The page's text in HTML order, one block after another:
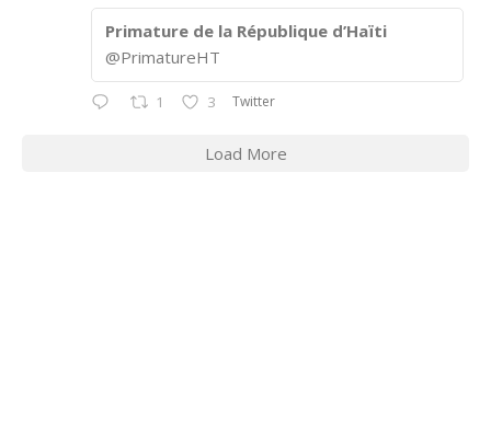
Primature de la République d’Haïti
@PrimatureHT
1 3 Twitter
Load More